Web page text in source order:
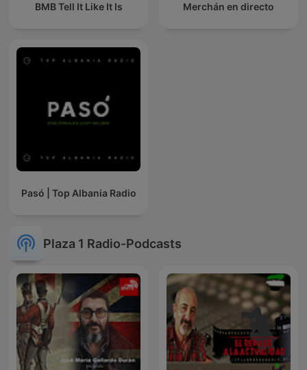
BMB Tell It Like It Is Merchán en directo
Pasó | Top Albania Radio
Plaza 1 Radio-Podcasts